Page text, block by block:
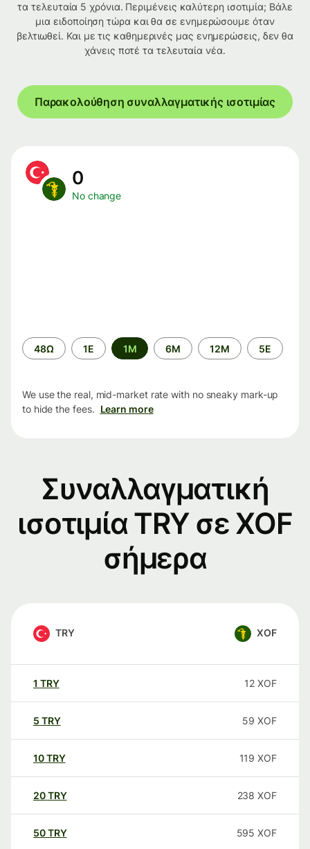
τα τελευταία 5 χρόνια. Περιμένεις καλύτερη ισοτιμία; Βάλε
μια ειδοποίηση τώρα και θα σε ενημερώσουμε όταν
βελτιωθεί. Και με τις καθημερινές μας ενημερώσεις, δεν θα
χάνεις ποτέ τα τελευταία νέα.
Παρακολούθηση συναλλαγματικής ισοτιμίας
0
No change
Time
period
48Ω 1Ε 1M 6M 12M 5Ε
We use the real, mid-market rate with no sneaky mark-up
to hide the fees. Learn more
Συναλλαγματική
ισοτιμία TRY σε XOF
σήμερα
TRY XOF
1 TRY 12 XOF
5 TRY 59 XOF
10TRY 119 XOF
20TRY 238 XOF
50TRY 595 XOF